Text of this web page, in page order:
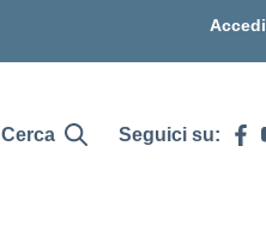
Accedi
Cerca Seguici su: